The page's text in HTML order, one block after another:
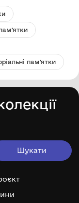
пам'ятки